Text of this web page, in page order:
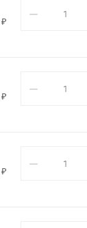
₽ −
₽ −
₽ −